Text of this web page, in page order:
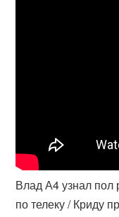
Влад А4 узнал пол
по телеку / Криду